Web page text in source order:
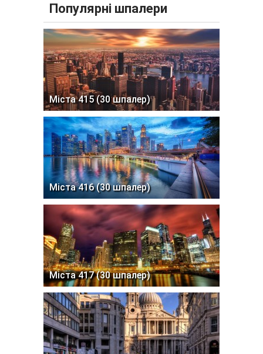
Популярні шпалери
Міста 415 (30 шпалер)
Міста 416 (30 шпалер)
Міста 417 (30 шпалер)